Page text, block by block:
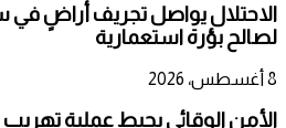
الاحتلال يواصل تجريف أراضٍ في
لصالح بؤرة استعمارية
8 أغسطس، 2026
الأمن الوقائي يحبط عملية